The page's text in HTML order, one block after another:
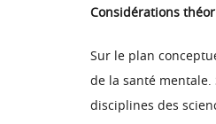
Considérations
Sur le plan
de la santé mentale.
disciplines des